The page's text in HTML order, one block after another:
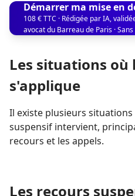
Démarrer ma mise en
108 € TTC · Rédigée par IA,
avocat du Barreau de Paris ·
Les situations
s'applique
Il existe plusieurs
suspensif intervient,
recours et les appels.
Les recours